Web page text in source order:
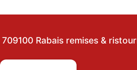
709100 Rabais remises &